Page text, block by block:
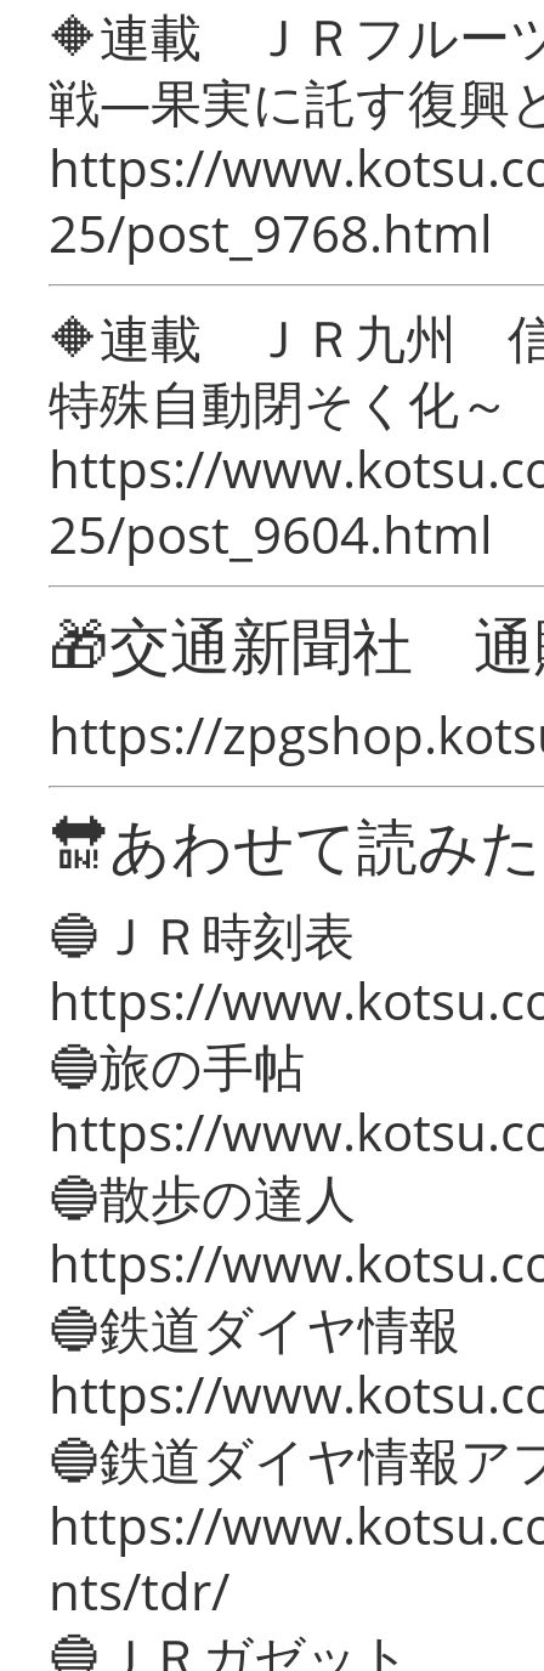
🔶連載 ＪＲフルー
戦―果実に託す復興
https://
25/post_9768.html
🔶連載 ＪＲ九州 信
特殊自動閉そく化～
https://
25/post_9604.html
🎁交通新聞社
https://
🔛あわせて読み
🔵ＪＲ時刻表
https://
🔵旅の手帖
https://
🔵散歩の達人
https://
🔵鉄道ダイヤ情報
https://
🔵鉄道ダイヤ情報ア
https://
nts/tdr/
🔵ＪＲガゼット